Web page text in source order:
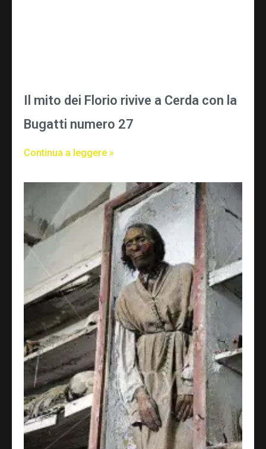
Il mito dei Florio rivive a Cerda con la
Bugatti numero 27
Continua a leggere »